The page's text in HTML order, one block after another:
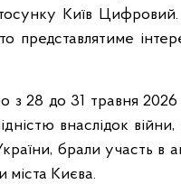
Київ
представлятиме
з 28 до 31 травня
внаслідок війни,
брали участь в
міста Києва.